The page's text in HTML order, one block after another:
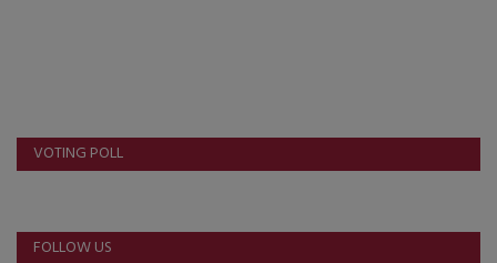
VOTING POLL
FOLLOW US